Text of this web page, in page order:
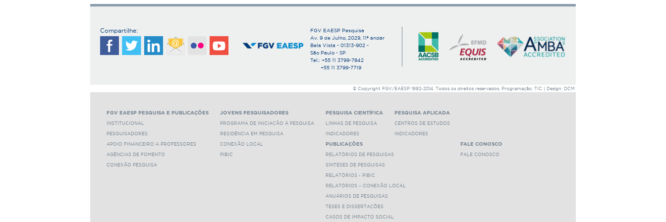
Compartilhe:
FGV EAESP Pesquisa
Av. 9 de Julho, 2029, 11º andar
Bela Vista - 01313-902 -
São Paulo - SP
Tel.: +55 11 3799-7842
+55 11 3799-7719
© Copyright FGV/EAESP 1992-2014. Todos os direitos reservados. Programação: TIC | Design: DCM
FGV EAESP PESQUISA E PUBLICAÇÕES
INSTITUCIONAL
PESQUISADORES
APOIO FINANCEIRO A PROFESSORES
AGÊNCIAS DE FOMENTO
CONEXÃO PESQUISA
JOVENS PESQUISADORES
PROGRAMA DE INICIAÇÃO À PESQUISA
RESIDÊNCIA EM PESQUISA
CONEXÃO LOCAL
PIBIC
PESQUISA CIENTÍFICA
LINHAS DE PESQUISA
INDICADORES
PESQUISA APLICADA
CENTROS DE ESTUDOS
INDICADORES
PUBLICAÇÕES
RELATÓRIOS DE PESQUISAS
SÍNTESES DE PESQUISAS
RELATÓRIOS - PIBIC
RELATÓRIOS – CONEXÃO LOCAL
ANUÁRIOS DE PESQUISAS
TESES E DISSERTAÇÕES
CASOS DE IMPACTO SOCIAL
FALE CONOSCO
FALE CONOSCO